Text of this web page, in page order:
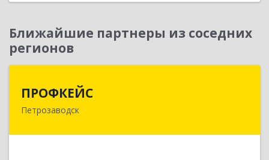
Ближайшие партнеры из соседних
регионов
ПРОФКЕЙС
Петрозаводск
185035, Карелия Респ, Петрозаводск г, Красная